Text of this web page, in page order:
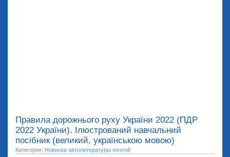
Правила дорожнього руху України 2022 (ПДР
2022 України). Ілюстрований навчальний
посібник (великий, українською мовою)
Категория: Новинки автолитературы почтой